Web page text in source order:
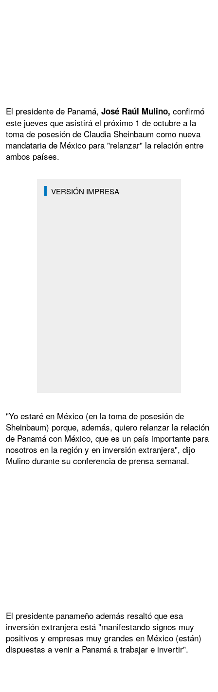
El presidente de Panamá, José Raúl Mulino, confirmó
este jueves que asistirá el próximo 1 de octubre a la
toma de posesión de Claudia Sheinbaum como nueva
mandataria de México para "relanzar" la relación entre
ambos países.
VERSIÓN IMPRESA
"Yo estaré en México (en la toma de posesión de
Sheinbaum) porque, además, quiero relanzar la relación
de Panamá con México, que es un país importante para
nosotros en la región y en inversión extranjera", dijo
Mulino durante su conferencia de prensa semanal.
El presidente panameño además resaltó que esa
inversión extranjera está "manifestando signos muy
positivos y empresas muy grandes en México (están)
dispuestas a venir a Panamá a trabajar e invertir".